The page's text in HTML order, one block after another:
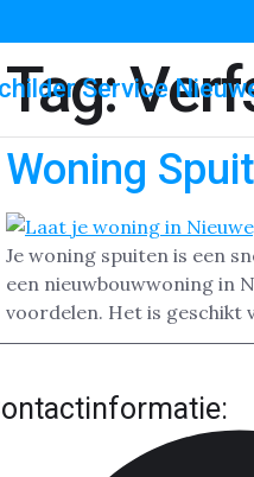
Service
Tag:
Woning
Je woning spuiten is een
een nieuwbouwwoning in
voordelen. Het is geschikt